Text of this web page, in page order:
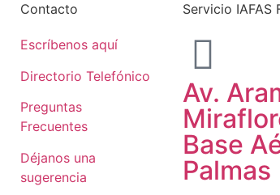
Contacto
Escríbenos aquí
Directorio Telefónico
Preguntas
Frecuentes
Déjanos una
sugerencia
Servicio IAFAS
Av.
Base
Palmas